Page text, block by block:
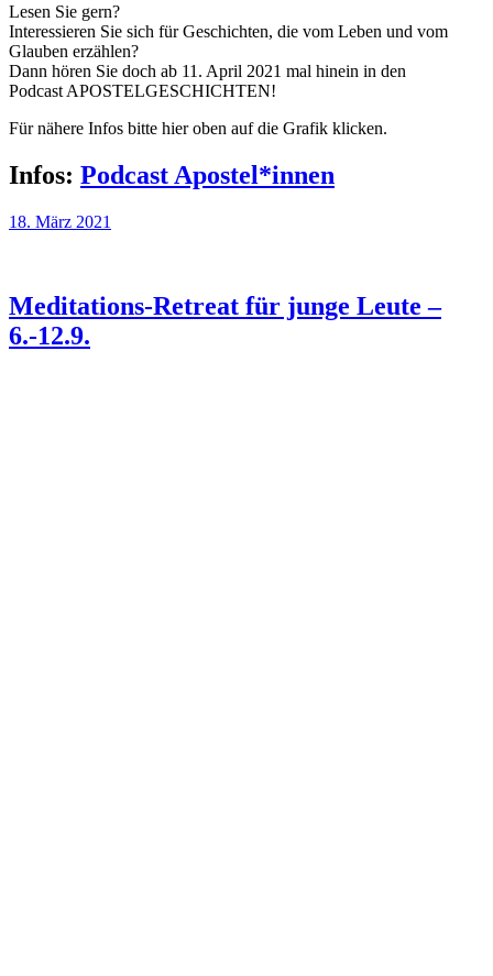
Lesen Sie gern?
Interessieren Sie sich für Geschichten, die vom Leben und vom
Glauben erzählen?
Dann hören Sie doch ab 11. April 2021 mal hinein in den
Podcast APOSTELGESCHICHTEN!
Für nähere Infos bitte hier oben auf die Grafik klicken.
Infos: Podcast Apostel*innen
18. März 2021
Meditations-Retreat für junge Leute –
6.-12.9.